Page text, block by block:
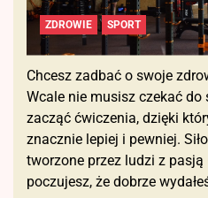
SPORT
ZDROWIE
Chcesz zadbać o swoje
Wcale nie musisz czekać
zacząć ćwiczenia, dzięki
znacznie lepiej i pewniej.
tworzone przez ludzi z
poczujesz, że dobrze